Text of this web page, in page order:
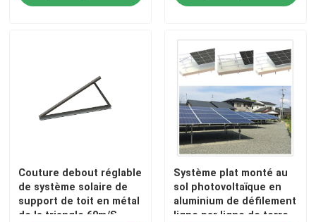
Couture debout réglable
de système solaire de
support de toit en métal
de la triangle 60m/S
Système plat monté au
sol photovoltaïque en
aluminium de défilement
ligne par ligne de terre